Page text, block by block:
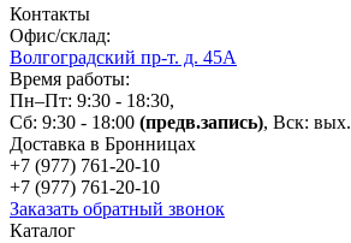
Контакты
Офис/склад:
Волгоградский пр-т. д. 45А
Время работы:
Пн–Пт: 9:30 - 18:30,
Сб: 9:30 - 18:00 (предв.запись), Вск: вых.
Доставка в Бронницах
+7 (977) 761-20-10
+7 (977) 761-20-10
Заказать обратный звонок
Каталог